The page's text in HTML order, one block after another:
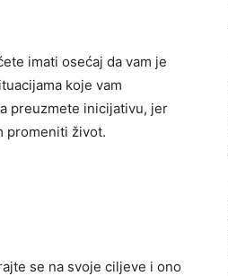
imati osećaj da vam je
koje vam
preuzmete inicijativu, jer
promeniti život.
se na svoje ciljeve i ono